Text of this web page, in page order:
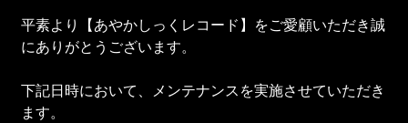
平素より【あやかしっくレコード】をご愛顧いただき誠
にありがとうございます。
下記日時において、メンテナンスを実施させていただき
ます。